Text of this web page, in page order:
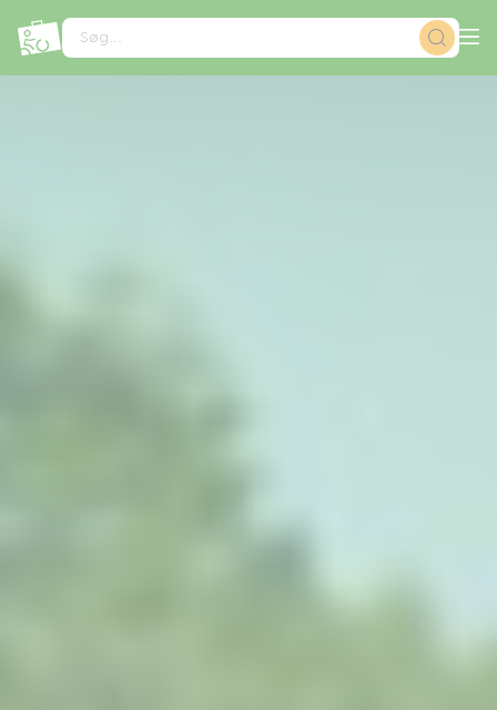
Søg...
CCookie-styringspanel